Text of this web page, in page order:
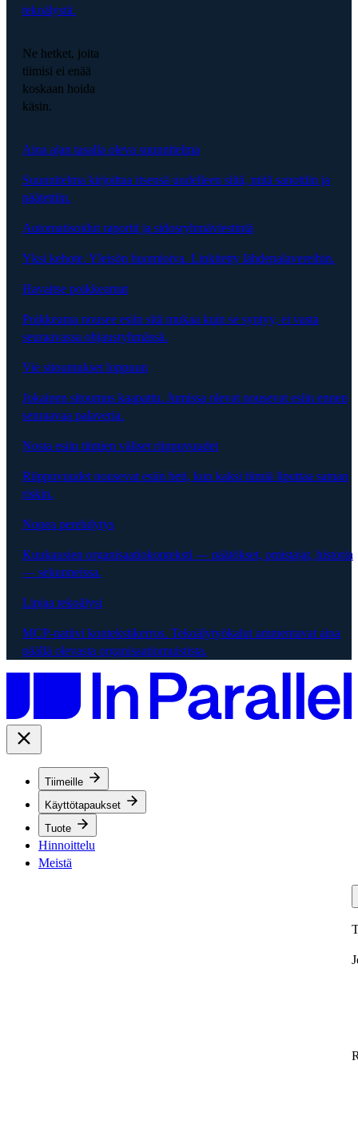
tekoälystä.
Ne hetket, joita
tiimisi ei enää
koskaan hoida
käsin.
Aina ajan tasalla oleva suunnitelma
Suunnitelma kirjoittaa itsensä uudelleen siitä, mitä sanottiin ja
päätettiin.
Automatisoidut raportit ja sidosryhmäviestintä
Yksi kehote. Yleisön huomioiva. Linkitetty lähdepalavereihin.
Havaitse poikkeamat
Poikkeama nousee esiin sitä mukaa kuin se syntyy, ei vasta
seuraavassa ohjausryhmässä.
Vie sitoumukset loppuun
Jokainen sitoumus kaapattu. Jumissa olevat nousevat esiin ennen
seuraavaa palaveria.
Nosta esiin tiimien väliset riippuvuudet
Riippuvuudet nousevat esiin heti, kun kaksi tiimiä liputtaa saman
riskin.
Nopea perehdytys
Kuukausien organisaatiokonteksti — päätökset, omistajat, historia
— sekunneissa.
Linjaa tekoälysi
MCP-natiivi kontekstikerros. Tekoälytyökalut ammentavat aina
päällä olevasta organisaatiomuistista.
Tiimeille
Käyttötapaukset
Tuote
Hinnoittelu
Meistä